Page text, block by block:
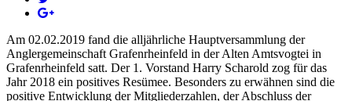
Am 02.02.2019 fand die alljährliche Hauptversammlung der
Anglergemeinschaft Grafenrheinfeld in der Alten Amtsvogtei in
Grafenrheinfeld satt. Der 1. Vorstand Harry Scharold zog für das
Jahr 2018 ein positives Resümee. Besonders zu erwähnen sind die
positive Entwicklung der Mitgliederzahlen, der Abschluss der